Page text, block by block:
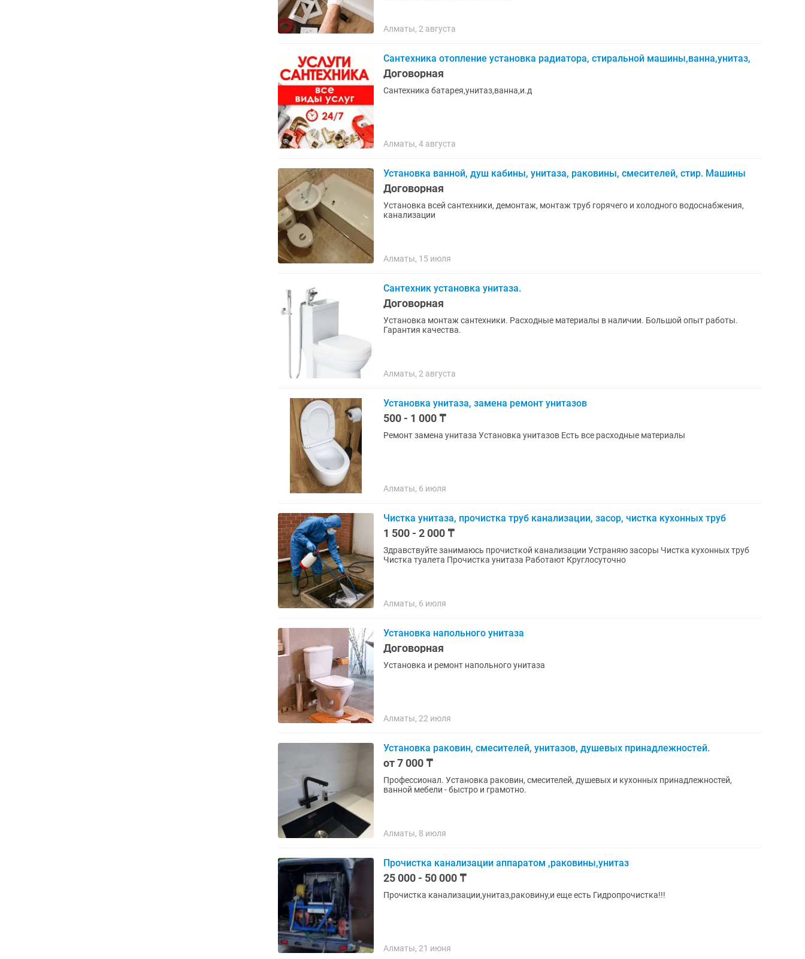
Алматы, 2 августа
Сантехника отопление установка радиатора, стиральной машины,ванна,унитаз,
Договорная
Сантехника батарея,унитаз,ванна,и.д
Алматы, 4 августа
Установка ванной, душ кабины, унитаза, раковины, смесителей, стир. Машины
Договорная
Установка всей сантехники, демонтаж, монтаж труб горячего и холодного водоснабжения,
канализации
Алматы, 15 июля
Сантехник установка унитаза.
Договорная
Установка монтаж сантехники. Расходные материалы в наличии. Большой опыт работы.
Гарантия качества.
Алматы, 2 августа
Установка унитаза, замена ремонт унитазов
500 - 1 000 ₸
Ремонт замена унитаза Установка унитазов Есть все расходные материалы
Алматы, 6 июля
Чистка унитаза, прочистка труб канализации, засор, чистка кухонных труб
1 500 - 2 000 ₸
Здравствуйте занимаюсь прочисткой канализации Устраняю засоры Чистка кухонных труб
Чистка туалета Прочистка унитаза Работают Круглосуточно
Алматы, 6 июля
Установка напольного унитаза
Договорная
Установка и ремонт напольного унитаза
Алматы, 22 июля
Установка раковин, смесителей, унитазов, душевых принадлежностей.
от 7 000 ₸
Профессионал. Установка раковин, смесителей, душевых и кухонных принадлежностей,
ванной мебели - быстро и грамотно.
Алматы, 8 июля
Прочистка канализации аппаратом ,раковины,унитаз
25 000 - 50 000 ₸
Прочистка канализации,унитаз,раковину,и еще есть Гидропрочистка!!!
Алматы, 21 июня